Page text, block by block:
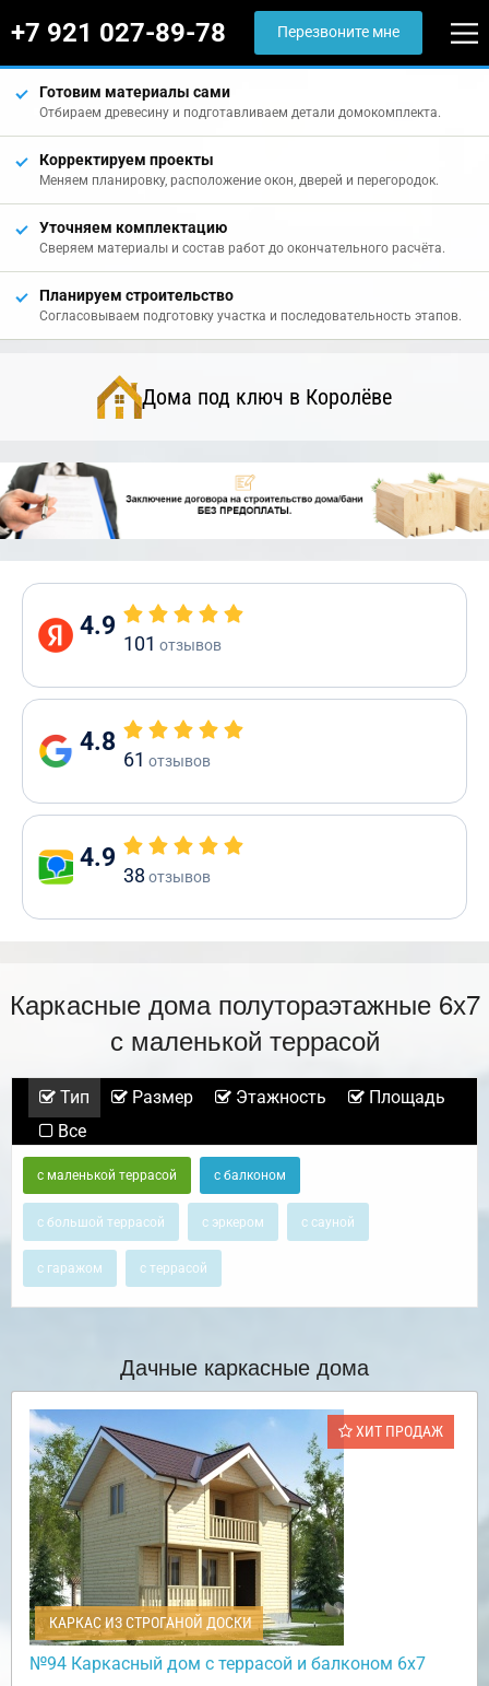
+7 921 027-89-78 Перезвоните мне
Готовим материалы сами
Отбираем древесину и подготавливаем детали домокомплекта.
Корректируем проекты
Меняем планировку, расположение окон, дверей и перегородок.
Уточняем комплектацию
Сверяем материалы и состав работ до окончательного расчёта.
Планируем строительство
Согласовываем подготовку участка и последовательность этапов.
Дома под ключ в Королёве
4.9
101 отзывов
4.8
61 отзывов
4.9
38 отзывов
Каркасные дома полутораэтажные 6х7
с маленькой террасой
Тип Размер Этажность
Площадь
Все
с маленькой террасой с балконом
с большой террасой с эркером с сауной
с гаражом с террасой
Дачные каркасные дома
ХИТ ПРОДАЖ
КАРКАС ИЗ СТРОГАНОЙ ДОСКИ
№94 Каркасный дом с террасой и балконом 6х7